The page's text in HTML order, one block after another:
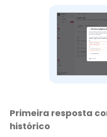
Primeira resposta
histórico